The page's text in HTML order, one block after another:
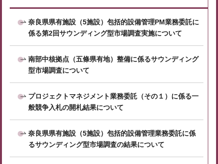
奈良県県有施設（5施設）包括的設備管理PM業務委託に
係る第2回サウンディング型市場調査実施について
南部中核拠点（五條県有地）整備に係るサウンディング
型市場調査について
プロジェクトマネジメント業務委託（その１）に係る一
般競争入札の開札結果について
奈良県県有施設（5施設）包括的設備管理業務委託に係
るサウンディング型市場調査の結果について